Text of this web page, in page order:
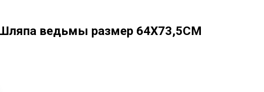
ведьмы размер 64Х73,5CM